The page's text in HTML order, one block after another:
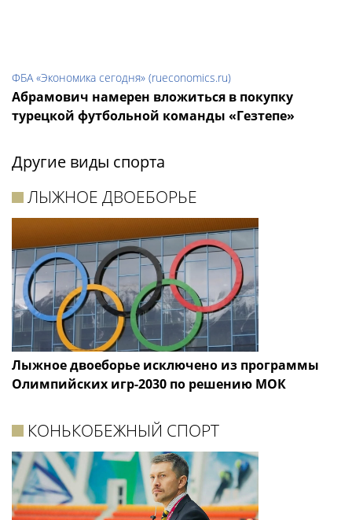
ФБА «Экономика сегодня» (rueconomics.ru)
Абрамович намерен вложиться в покупку
турецкой футбольной команды «Гезтепе»
Другие виды спорта
ЛЫЖНОЕ ДВОЕБОРЬЕ
Лыжное двоеборье исключено из программы
Олимпийских игр-2030 по решению МОК
КОНЬКОБЕЖНЫЙ СПОРТ